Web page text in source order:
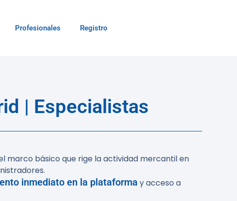
Profesionales Registro
| Especialistas
marco básico que rige la actividad mercantil en
inmediato en la plataforma y acceso a